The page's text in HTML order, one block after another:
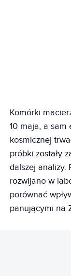
Komórki
10 maja, a sam
kosmicznej
próbki zostały
dalszej analizy.
rozwijano w
porównać
panującymi na